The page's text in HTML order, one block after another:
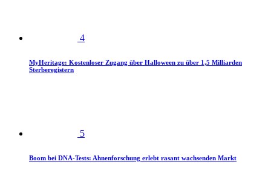
4
MyHeritage: Kostenloser Zugang über Halloween zu über 1,5 Milliarden
Sterberegistern
5
Boom bei DNA-Tests: Ahnenforschung erlebt rasant wachsenden Markt